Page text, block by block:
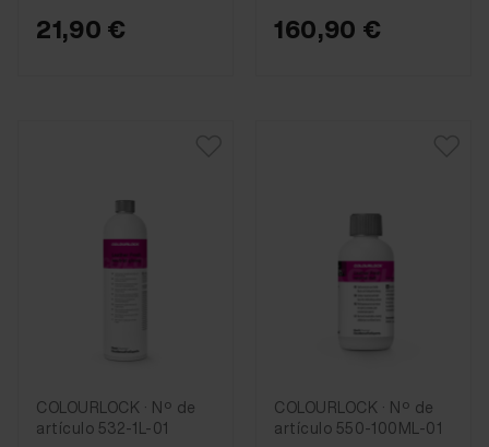
21,90 € 160,90 €
COLOURLOCK · Nº de
artículo 532-1L-01
COLOURLOCK · Nº de
artículo 550-100ML-01